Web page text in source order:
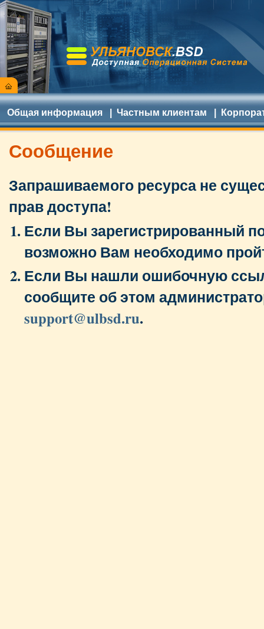
Общая информация Частным клиентам
Сообщение
Запрашиваемого ресурса не
прав доступа!
Если Вы зарегистрированный
возможно Вам необходимо
Если Вы нашли ошибочную
сообщите об этом
support@ulbsd.ru.